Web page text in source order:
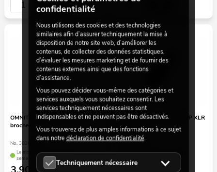
OMNITRONIC Fiche IP XLR 3
broches
No. 30208435
Le stock suffit pour env. 12
semaines.
OMNITRONIC Connecteur IP XLR
3 broches
No. 30208436
Le stock suffit pour env. 12
semaines.
confidentialité
Nous utilisons des cookies et des technologies
similaires afin d’assurer techniquement la mise à
disposition de notre site web, d’améliorer les
contenus, de collecter des données statistiques,
d’évaluer les mesures marketing et de fournir des
contenus externes ainsi que des fonctions
d’assistance.
Vous pouvez décider vous-même des catégories et
services auxquels vous souhaitez consentir. Les
services techniquement nécessaires sont
indispensables et ne peuvent pas être désactivés.
Vous trouverez de plus amples informations à ce sujet
dans notre déclaration de confidentialité.
Techniquement nécessaire